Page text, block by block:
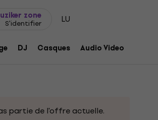
zone
S'identifier LU
DJ Casques Audio Video
E-licence
partie de l'offre actuelle.